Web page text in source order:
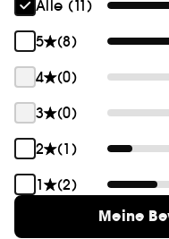
Alle (11)
5
(8)
4
(0)
3
(0)
2
(1)
1
(2)
Meine